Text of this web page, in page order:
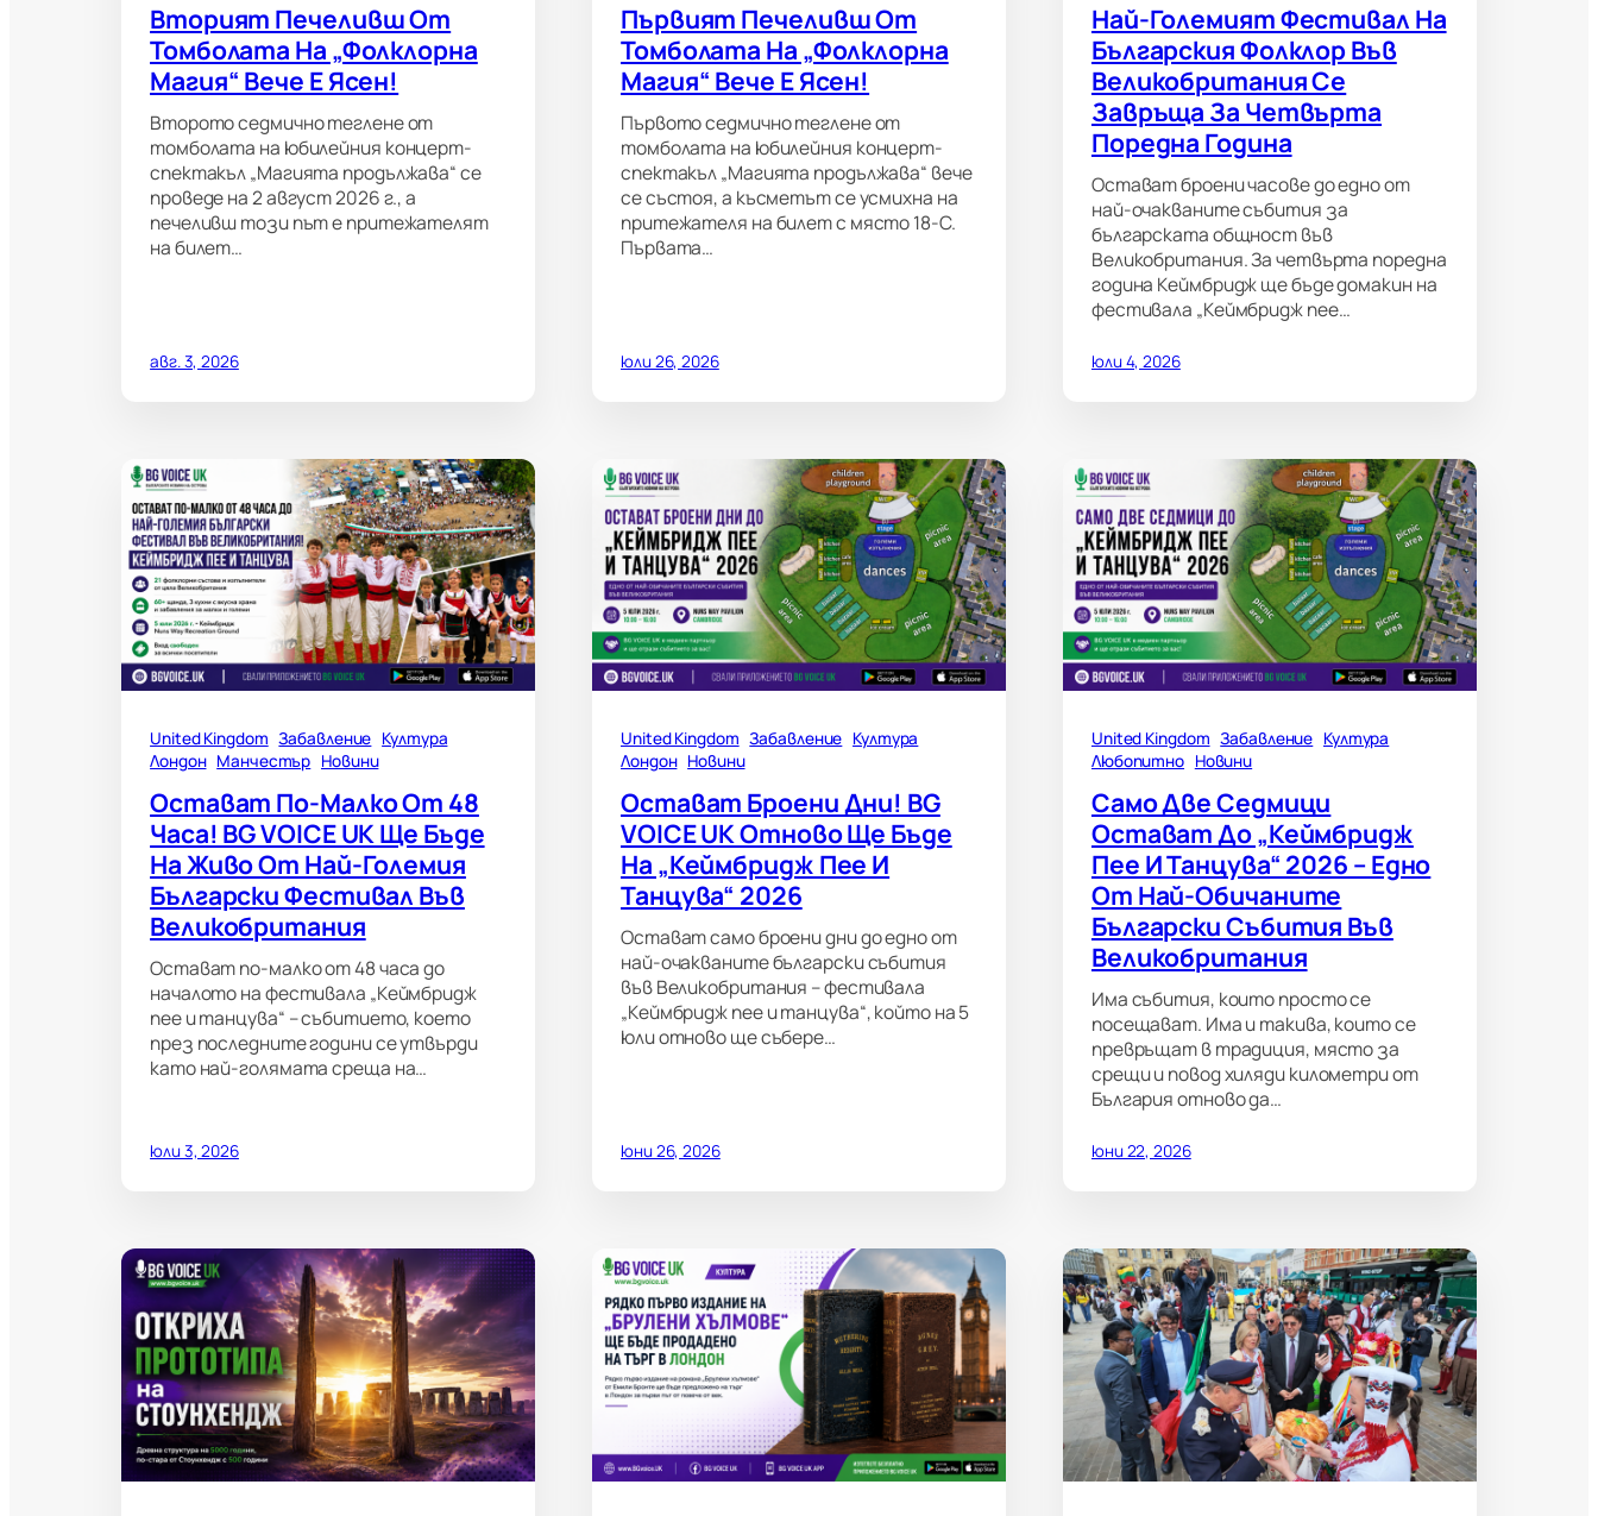
Вторият Печеливш От
Томболата На „Фолклорна
Магия“ Вече Е Ясен!
Второто седмично теглене от
томболата на юбилейния концерт-
спектакъл „Магията продължава“ се
проведе на 2 август 2026 г., а
печеливш този път е притежателят
на билет…
авг. 3, 2026
Първият Печеливш От
Томболата На „Фолклорна
Магия“ Вече Е Ясен!
Първото седмично теглене от
томболата на юбилейния концерт-
спектакъл „Магията продължава“ вече
се състоя, а късметът се усмихна на
притежателя на билет с място 18-C.
Първата…
юли 26, 2026
Най-Големият Фестивал На
Българския Фолклор Във
Великобритания Се
Завръща За Четвърта
Поредна Година
Остават броени часове до едно от
най-очакваните събития за
българската общност във
Великобритания. За четвърта поредна
година Кеймбридж ще бъде домакин на
фестивала „Кеймбридж пее…
юли 4, 2026
United Kingdom Забавление Култура
Лондон Манчестър Новини
Остават По-Малко От 48
Часа! BG VOICE UK Ще Бъде
На Живо От Най-Големия
Български Фестивал Във
Великобритания
Остават по-малко от 48 часа до
началото на фестивала „Кеймбридж
пее и танцува“ – събитието, което
през последните години се утвърди
като най-голямата среща на…
юли 3, 2026
United Kingdom Забавление Култура
Лондон Новини
Остават Броени Дни! BG
VOICE UK Отново Ще Бъде
На „Кеймбридж Пее И
Танцува“ 2026
Остават само броени дни до едно от
най-очакваните български събития
във Великобритания – фестивала
„Кеймбридж пее и танцува“, който на 5
юли отново ще събере…
юни 26, 2026
United Kingdom Забавление Култура
Любопитно Новини
Само Две Седмици
Остават До „Кеймбридж
Пее И Танцува“ 2026 – Едно
От Най-Обичаните
Български Събития Във
Великобритания
Има събития, които просто се
посещават. Има и такива, които се
превръщат в традиция, място за
срещи и повод хиляди километри от
България отново да…
юни 22, 2026